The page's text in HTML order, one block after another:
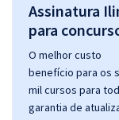
Assinatura
para
O melhor custo
benefício para os
mil cursos para
garantia de